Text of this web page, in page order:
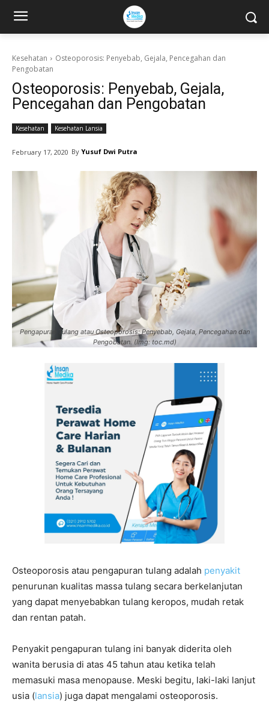
Kesehatan
Osteoporosis: Penyebab, Gejala, Pencegahan dan
Pengobatan
Osteoporosis: Penyebab, Gejala,
Pencegahan dan Pengobatan
Kesehatan Kesehatan Lansia
February 17, 2020 By Yusuf Dwi Putra
Pengapuran Tulang atau Osteoporosis: Penyebab, Gejala, Pencegahan dan
Pengobatan. (Img: toc.md)
Osteoporosis atau pengapuran tulang adalah penyakit
penurunan kualitas massa tulang secara berkelanjutan
yang dapat menyebabkan tulang keropos, mudah retak
dan rentan patah.
Penyakit pengapuran tulang ini banyak diderita oleh
wanita berusia di atas 45 tahun atau ketika telah
memasuki masa menopause. Meski begitu, laki-laki lanjut
usia (lansia) juga dapat mengalami osteoporosis.